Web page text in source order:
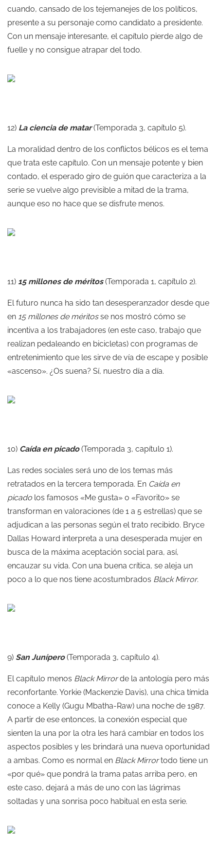
cuando, cansado de los tejemanejes de los políticos,
presente a su personaje como candidato a presidente.
Con un mensaje interesante, el capítulo pierde algo de
fuelle y no consigue atrapar del todo.
12) La ciencia de matar (Temporada 3, capítulo 5).
La moralidad dentro de los conflictos bélicos es el tema
que trata este capítulo. Con un mensaje potente y bien
contado, el esperado giro de guión que caracteriza a la
serie se vuelve algo previsible a mitad de la trama,
aunque eso no hace que se disfrute menos.
11) 15 millones de méritos(Temporada 1, capítulo 2).
El futuro nunca ha sido tan desesperanzador desde que
en 15 millones de méritosse nos mostró cómo se
incentiva a los trabajadores (en este caso, trabajo que
realizan pedaleando en bicicletas) con programas de
entretenimiento que les sirve de vía de escape y posible
«ascenso». ¿Os suena? Sí, nuestro día a día.
10) Caída en picado(Temporada 3, capítulo 1).
Las redes sociales será uno de los temas más
retratados en la tercera temporada. En Caída en
picado los famosos «Me gusta» o «Favorito» se
transforman en valoraciones (de 1 a 5 estrellas) que se
adjudican a las personas según el trato recibido. Bryce
Dallas Howard interpreta a una desesperada mujer en
busca de la máxima aceptación social para, así,
encauzar su vida. Con una buena crítica, se aleja un
poco a lo que nos tiene acostumbrados Black Mirror.
9) San Junípero(Temporada 3, capítulo 4).
El capítulo menos Black Mirrorde la antología pero más
reconfortante. Yorkie (Mackenzie Davis), una chica tímida
conoce a Kelly (Gugu Mbatha-Raw) una noche de 1987.
A partir de ese entonces, la conexión especial que
sienten la una por la otra les hará cambiar en todos los
aspectos posibles y les brindará una nueva oportunidad
a ambas. Como es normal en Black Mirrortodo tiene un
«por qué» que pondrá la trama patas arriba pero, en
este caso, dejará a más de uno con las lágrimas
soltadas y una sonrisa poco habitual en esta serie.